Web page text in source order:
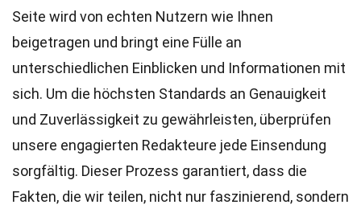
Seite wird von echten Nutzern wie Ihnen
beigetragen und bringt eine Fülle an
unterschiedlichen Einblicken und Informationen mit
sich. Um die höchsten Standards an Genauigkeit
und Zuverlässigkeit zu gewährleisten, überprüfen
unsere engagierten Redakteure jede Einsendung
sorgfältig. Dieser Prozess garantiert, dass die
Fakten, die wir teilen, nicht nur faszinierend, sondern